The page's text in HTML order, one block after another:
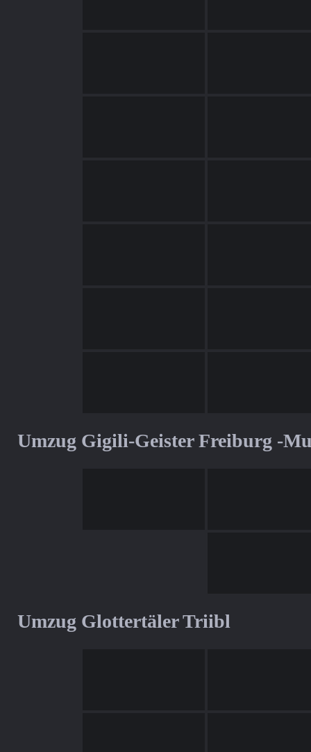
Umzug Gigili-Geister Freiburg -
Umzug Glottertäler Triibl